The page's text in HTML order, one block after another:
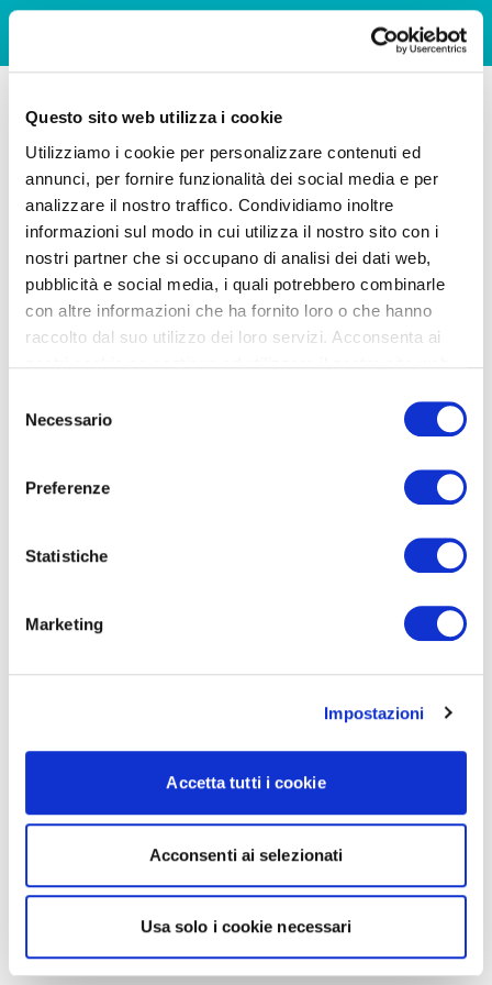
Questo sito web utilizza i cookie
Utilizziamo i cookie per personalizzare contenuti ed
annunci, per fornire funzionalità dei social media e per
analizzare il nostro traffico. Condividiamo inoltre
informazioni sul modo in cui utilizza il nostro sito con i
nostri partner che si occupano di analisi dei dati web,
pubblicità e social media, i quali potrebbero combinarle
con altre informazioni che ha fornito loro o che hanno
raccolto dal suo utilizzo dei loro servizi. Acconsenta ai
delNecessario
Preferenze
Statistiche
Marketing
Impostazioni
Accetta tutti i cookie
Acconsenti ai selezionati
Usa solo i cookie necessari